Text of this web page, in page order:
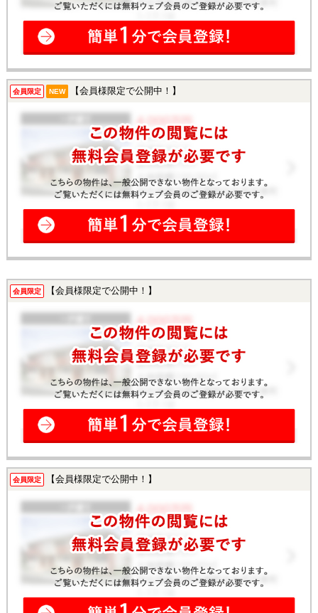
会員限定 NEW 【会員様限定で公開中！】
会員限定 【会員様限定で公開中！】
会員限定 【会員様限定で公開中！】